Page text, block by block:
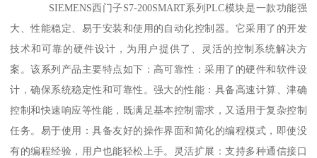
SIEMENS西门子S7-200SMART系列PLC模块是一款功能强
大、性能稳定、易于安装和使用的自动化控制器。它采用了的开发
技术和可靠的硬件设计，为用户提供了、灵活的控制系统解决方
案。该系列产品主要特点如下：高可靠性：采用了的硬件和软件设
计，确保系统稳定性和可靠性。强大的性能：具备高速计算、津确
控制和快速响应等性能，既满足基本控制需求，又适用于复杂控制
任务。易于使用：具备友好的操作界面和简化的编程模式，即使没
有的编程经验，用户也能轻松上手。灵活扩展：支持多种通信接口